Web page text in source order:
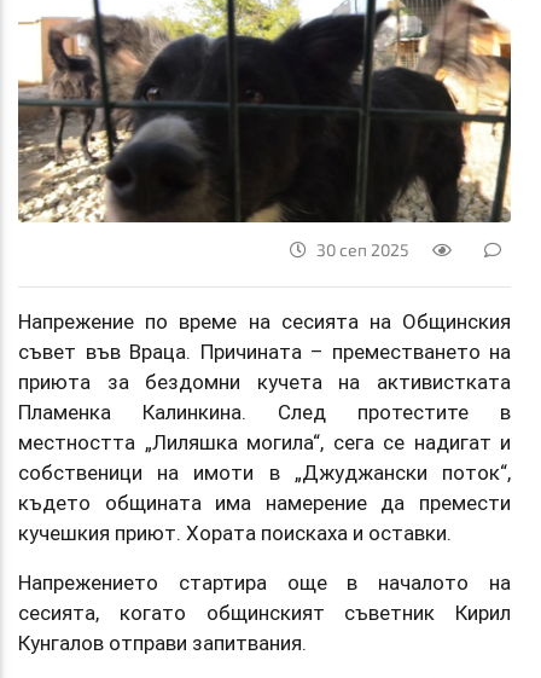
30 сеп 2025
Напрежение по време на сесията на Общинския
съвет във Враца. Причината – преместването на
приюта за бездомни кучета на активистката
Пламенка Калинкина. След протестите в
местността „Лиляшка могила“, сега се надигат и
собственици на имоти в „Джуджански поток“,
където общината има намерение да премести
кучешкия приют. Хората поискаха и оставки.
Напрежението стартира още в началото на
сесията, когато общинският съветник Кирил
Кунгалов отправи запитвания.